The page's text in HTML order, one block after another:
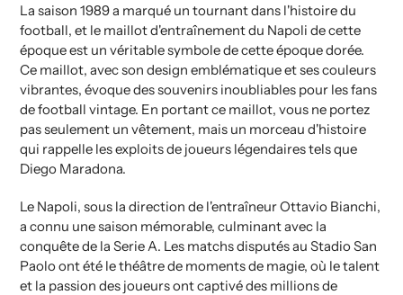
La saison 1989 a marqué un tournant dans l'histoire du
football, et le maillot d'entraînement du Napoli de cette
époque est un véritable symbole de cette époque dorée.
Ce maillot, avec son design emblématique et ses couleurs
vibrantes, évoque des souvenirs inoubliables pour les fans
de football vintage. En portant ce maillot, vous ne portez
pas seulement un vêtement, mais un morceau d'histoire
qui rappelle les exploits de joueurs légendaires tels que
Diego Maradona.
Le Napoli, sous la direction de l'entraîneur Ottavio Bianchi,
a connu une saison mémorable, culminant avec la
conquête de la Serie A. Les matchs disputés au Stadio San
Paolo ont été le théâtre de moments de magie, où le talent
et la passion des joueurs ont captivé des millions de